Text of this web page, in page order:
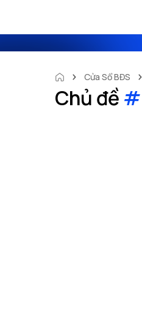
Cửa Sổ BĐS
Chủ đề #